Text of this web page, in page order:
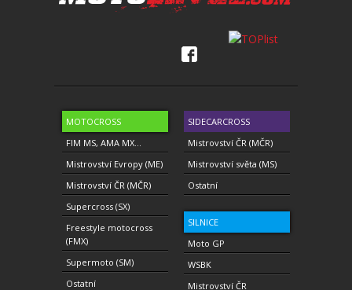
MOTOCROSS
FIM MS, AMA MX...
Mistrovství Evropy (ME)
Mistrovství ČR (MČR)
Supercross (SX)
Freestyle motocross
(FMX)
Supermoto (SM)
Ostatní
SIDECARCROSS
Mistrovství ČR (MČR)
Mistrovství světa (MS)
Ostatní
SILNICE
Moto GP
WSBK
Mistrovství ČR